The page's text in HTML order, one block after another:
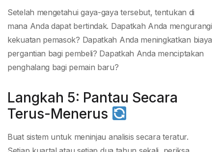
Setelah mengetahui gaya-gaya tersebut, tentukan di
mana Anda dapat bertindak. Dapatkah Anda mengurangi
kekuatan pemasok? Dapatkah Anda meningkatkan biaya
pergantian bagi pembeli? Dapatkah Anda menciptakan
penghalang bagi pemain baru?
Langkah 5: Pantau Secara
Terus-Menerus
Buat sistem untuk meninjau analisis secara teratur.